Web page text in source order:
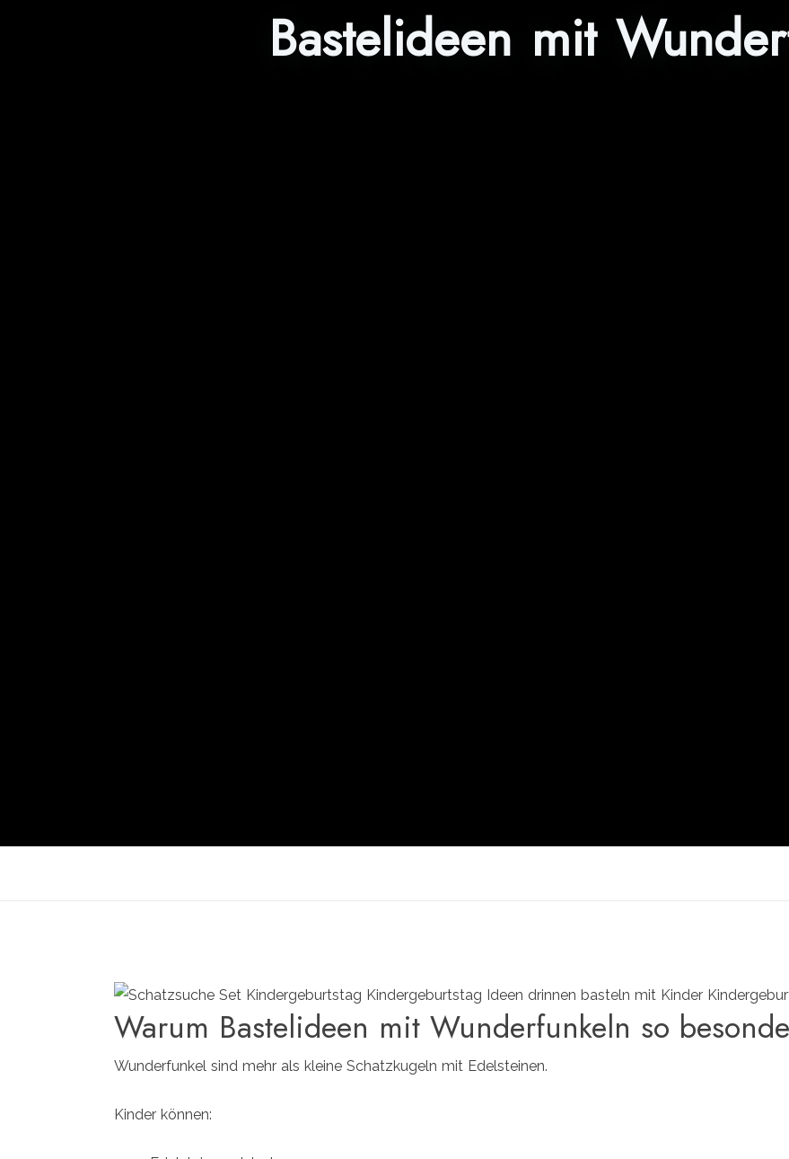
Bastelideen mit
Warum Bastelideen mit Wunderfunkeln so
Wunderfunkel sind mehr als kleine Schatzkugeln mit Edelsteinen.
Kinder können: